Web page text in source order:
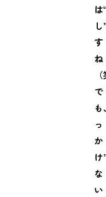
は
す
ね
で
も
っ
か
け
な
い